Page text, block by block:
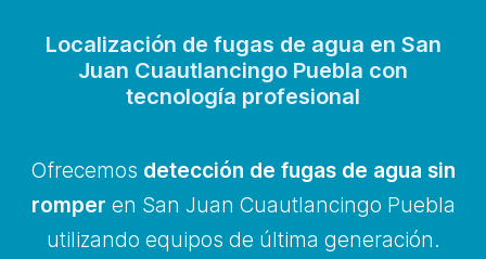
Localización de fugas de agua en San
Juan Cuautlancingo Puebla con
tecnología profesional
Ofrecemos detección de fugas de agua sin
romper en San Juan Cuautlancingo Puebla
utilizando equipos de última generación.